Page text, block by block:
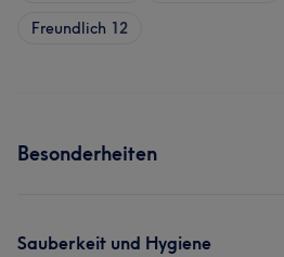
Freundlich 12
Besonderheiten
Sauberkeit und Hygiene